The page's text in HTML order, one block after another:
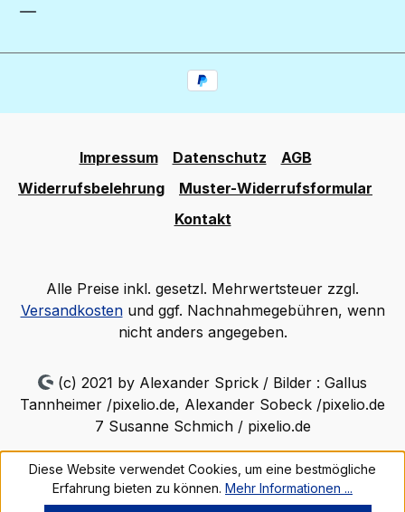
Impressum Datenschutz
AGB
Widerrufsbelehrung
Muster-Widerrufsformular
Kontakt
Alle Preise inkl. gesetzl. Mehrwertsteuer zzgl.
Versandkostenund ggf. Nachnahmegebühren, wenn
nicht anders angegeben.
(c) 2021 by Alexander Sprick / Bilder : Gallus
Tannheimer /pixelio.de, Alexander Sobeck /pixelio.de
7 Susanne Schmich / pixelio.de
Diese Website verwendet Cookies, um eine bestmögliche
Erfahrung bieten zu können. Mehr Informationen ...